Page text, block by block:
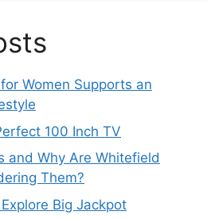
Women Supports an
100 Inch TV
and Why Are Whitefield
Them?
Big Jackpot